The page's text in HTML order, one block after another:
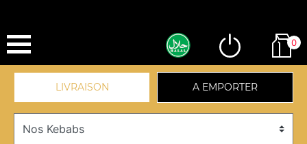
0
LIVRAISON A EMPORTER